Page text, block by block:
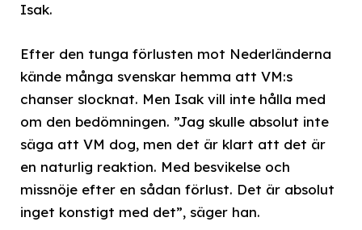
Isak.
Efter den tunga förlusten mot Nederländerna
kände många svenskar hemma att VM:s
chanser slocknat. Men Isak vill inte hålla med
om den bedömningen. ”Jag skulle absolut inte
säga att VM dog, men det är klart att det är
en naturlig reaktion. Med besvikelse och
missnöje efter en sådan förlust. Det är absolut
inget konstigt med det”, säger han.